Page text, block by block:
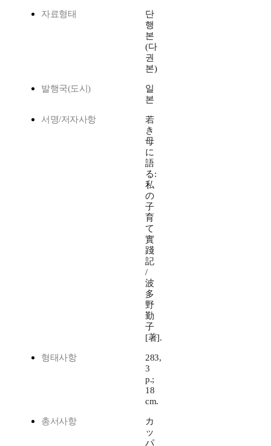
자료형태
단
행
본
(다
권
본)
발행국(도시)
일
본
서명/저자사항
若
き
母
に
語
る:
私
の
子
育
て
實
踐
記
/
波
多
野
勤
子
[著].
형태사항
283,
3
p.;
18
cm.
총서사항
カ
ッ
パ